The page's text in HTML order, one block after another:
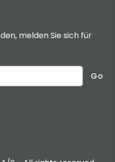
melden Sie sich für
Go